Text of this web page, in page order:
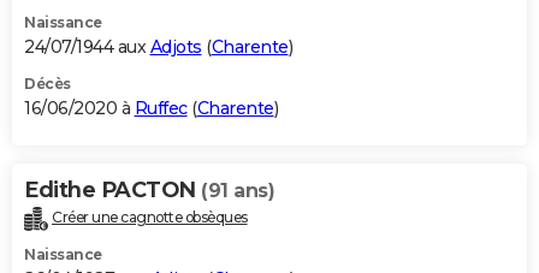
Naissance
24/07/1944 auxAdjots (Charente)
Décès
16/06/2020 à Ruffec(Charente)
Edithe PACTON (91 ans)
Créer une cagnotte obsèques
Naissance